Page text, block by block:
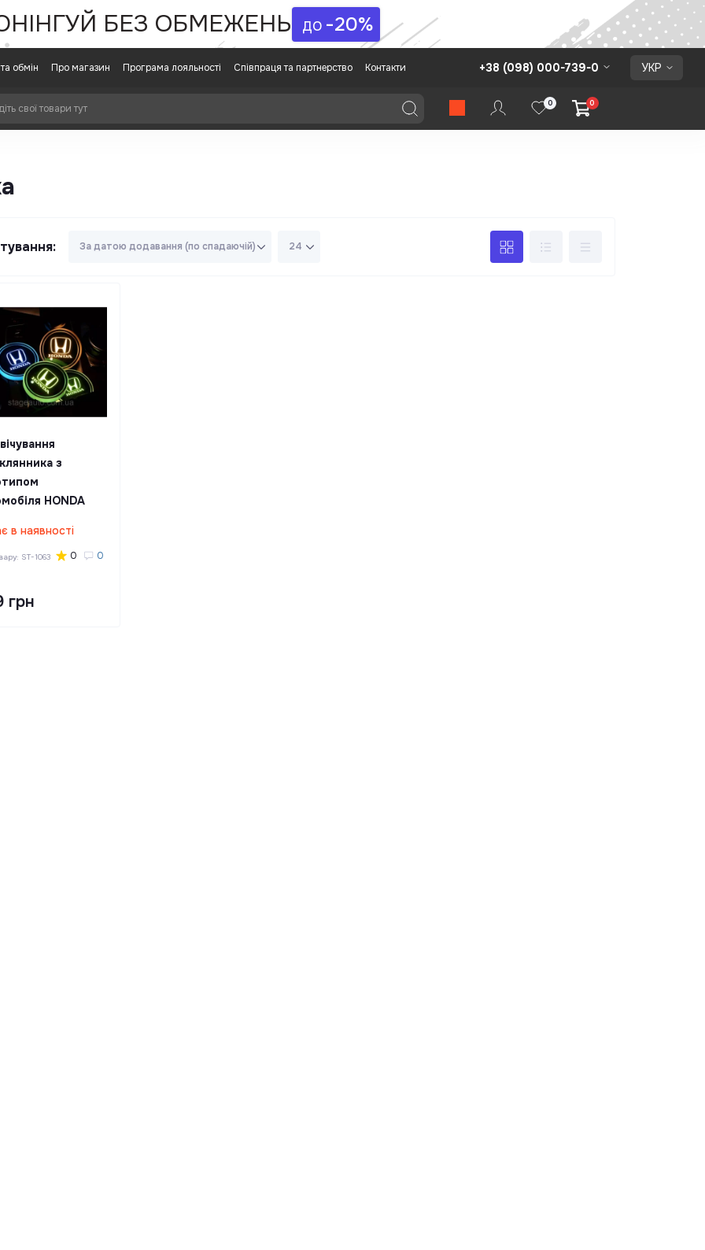
БЕЗ ОБМЕЖЕНЬ ДО -20%
обмін Про магазин Програма лояльності Співпраця та партнерство Контакти +38 (098) 000-739-0 УКР
0 0
з
HONDA
в наявності
ST-1063 0 0
грн